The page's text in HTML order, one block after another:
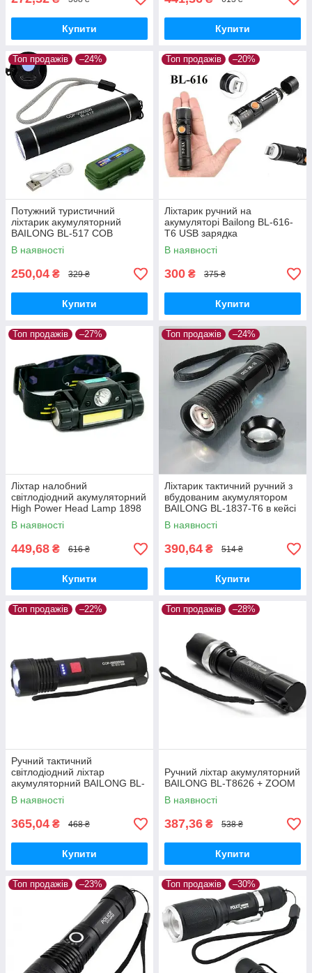
Купити Купити
Топ продажів –24%
Потужний туристичний
ліхтарик акумуляторний
BAILONG BL-517 COB
В наявності
250,04 ₴ 329 ₴
Купити
Топ продажів –20%
Ліхтарик ручний на
акумуляторі Bailong BL-616-
T6 USB зарядка
В наявності
300 ₴ 375 ₴
Купити
Топ продажів –27%
Ліхтар налобний
світлодіодний акумуляторний
High Power Head Lamp 1898
з магнітом та сенсором
В наявності
449,68 ₴ 616 ₴
Купити
Топ продажів –24%
Ліхтарик тактичний ручний з
вбудованим акумулятором
BAILONG BL-1837-T6 в кейсі
В наявності
390,64 ₴ 514 ₴
Купити
Топ продажів –22%
Ручний тактичний
світлодіодний ліхтар
акумуляторний BAILONG BL-
X72-P90 + ZOOM
В наявності
365,04 ₴ 468 ₴
Купити
Топ продажів –28%
Ручний ліхтар акумуляторний
BAILONG BL-T8626 + ZOOM
В наявності
387,36 ₴ 538 ₴
Купити
Топ продажів –23% Топ продажів –30%